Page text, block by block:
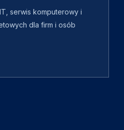
serwis komputerowy i
dla firm i osób